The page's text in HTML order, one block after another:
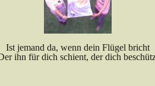
Ist jemand da, wenn dein Flügel bricht
ihn für dich schient, der dich